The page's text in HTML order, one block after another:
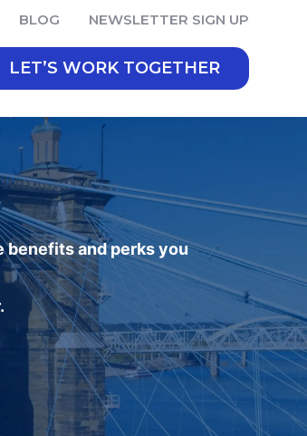
BLOG NEWSLETTER SIGN UP
LET’S WORK TOGETHER
benefits and perks you